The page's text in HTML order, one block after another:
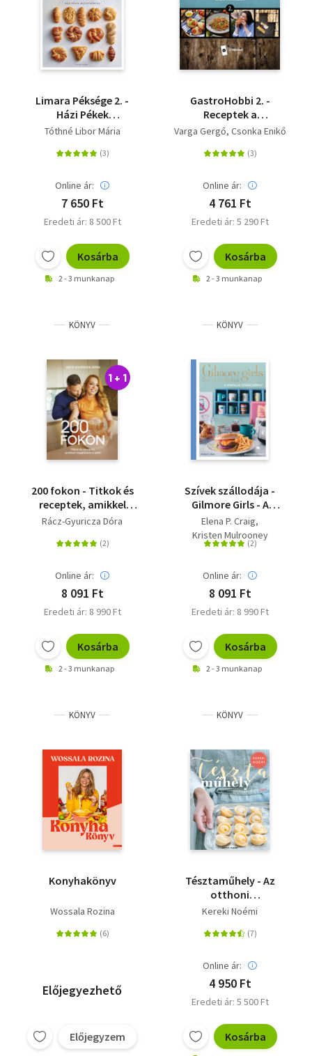
Limara Péksége 2. -
Házi Pékek
Receptkönyve
Tóthné Libor Mária
Online ár:
7 650 Ft
Eredeti ár: 8 500 Ft
Kosárba
2 - 3 munkanap
GastroHobbi 2. -
Receptek a
hétköznapokra
Varga Gergő Csonka Enikő
Online ár:
4 761 Ft
Eredeti ár: 5 290 Ft
Kosárba
2 - 3 munkanap
KÖNYV
1 + 1
200 fokon - Titkok és
receptek, amikkel
megfőztem a séfet
Rácz-Gyuricza Dóra
Online ár:
8 091 Ft
Eredeti ár: 8 990 Ft
Kosárba
2 - 3 munkanap
KÖNYV
Szívek szállodája -
Gilmore Girls - A
hivatalos
szakácskönyv
Elena P. Craig
Kristen Mulrooney
Online ár:
8 091 Ft
Eredeti ár: 8 990 Ft
Kosárba
2 - 3 munkanap
KÖNYV
Konyhakönyv
Wossala Rozina
Előjegyezhető
Előjegyzem
KÖNYV
Tésztaműhely - Az
otthoni
tésztakészítés titkai
Kereki Noémi
Online ár:
4 950 Ft
Eredeti ár: 5 500 Ft
Kosárba